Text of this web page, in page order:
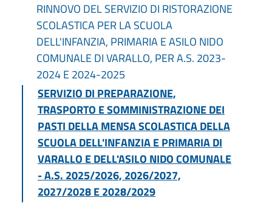
RINNOVO DEL SERVIZIO DI RISTORAZIONE
SCOLASTICA PER LA SCUOLA
DELL'INFANZIA, PRIMARIA E ASILO NIDO
COMUNALE DI VARALLO, PER A.S. 2023-
2024 E 2024-2025
SERVIZIO DI PREPARAZIONE,
TRASPORTO E SOMMINISTRAZIONE DEI
PASTI DELLA MENSA SCOLASTICA DELLA
SCUOLA DELL'INFANZIA E PRIMARIA DI
VARALLO E DELL'ASILO NIDO COMUNALE
- A.S. 2025/2026, 2026/2027,
2027/2028 E 2028/2029